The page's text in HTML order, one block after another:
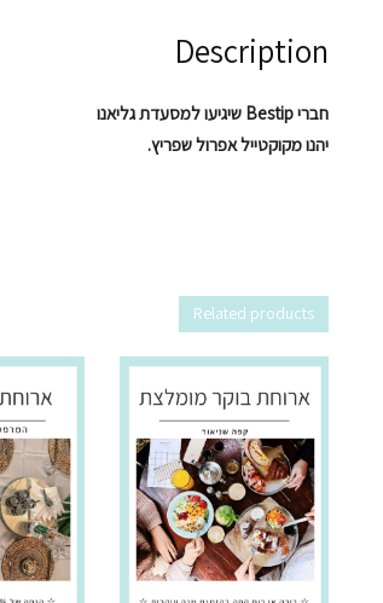
Description
חברי Bestip שיגיעו למסעדת גליאנו
יהנו מקוקטייל אפרול שפריץ.
Related products